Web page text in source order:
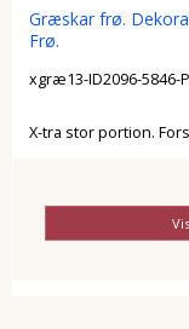
Græskar frø.
Frø.
xgræ13-ID2096-5846-
X-tra stor portion.